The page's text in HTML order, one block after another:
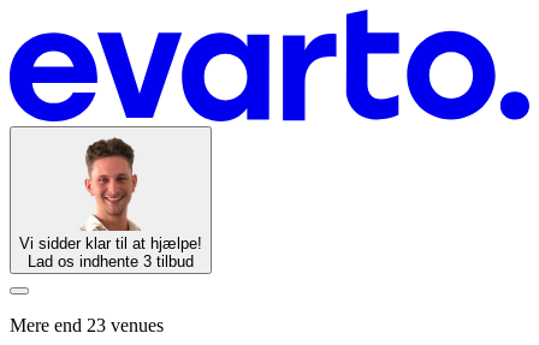
Vi sidder klar til at hjælpe!
Lad os indhente 3 tilbud
Mere end 23 venues